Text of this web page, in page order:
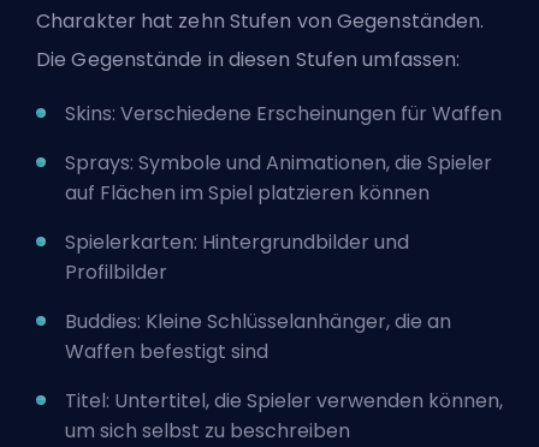
Charakter hat zehn Stufen von Gegenständen.
Die Gegenstände in diesen Stufen umfassen:
Skins: Verschiedene Erscheinungen für Waffen
Sprays: Symbole und Animationen, die Spieler
auf Flächen im Spiel platzieren können
Spielerkarten: Hintergrundbilder und
Profilbilder
Buddies: Kleine Schlüsselanhänger, die an
Waffen befestigt sind
Titel: Untertitel, die Spieler verwenden können,
um sich selbst zu beschreiben